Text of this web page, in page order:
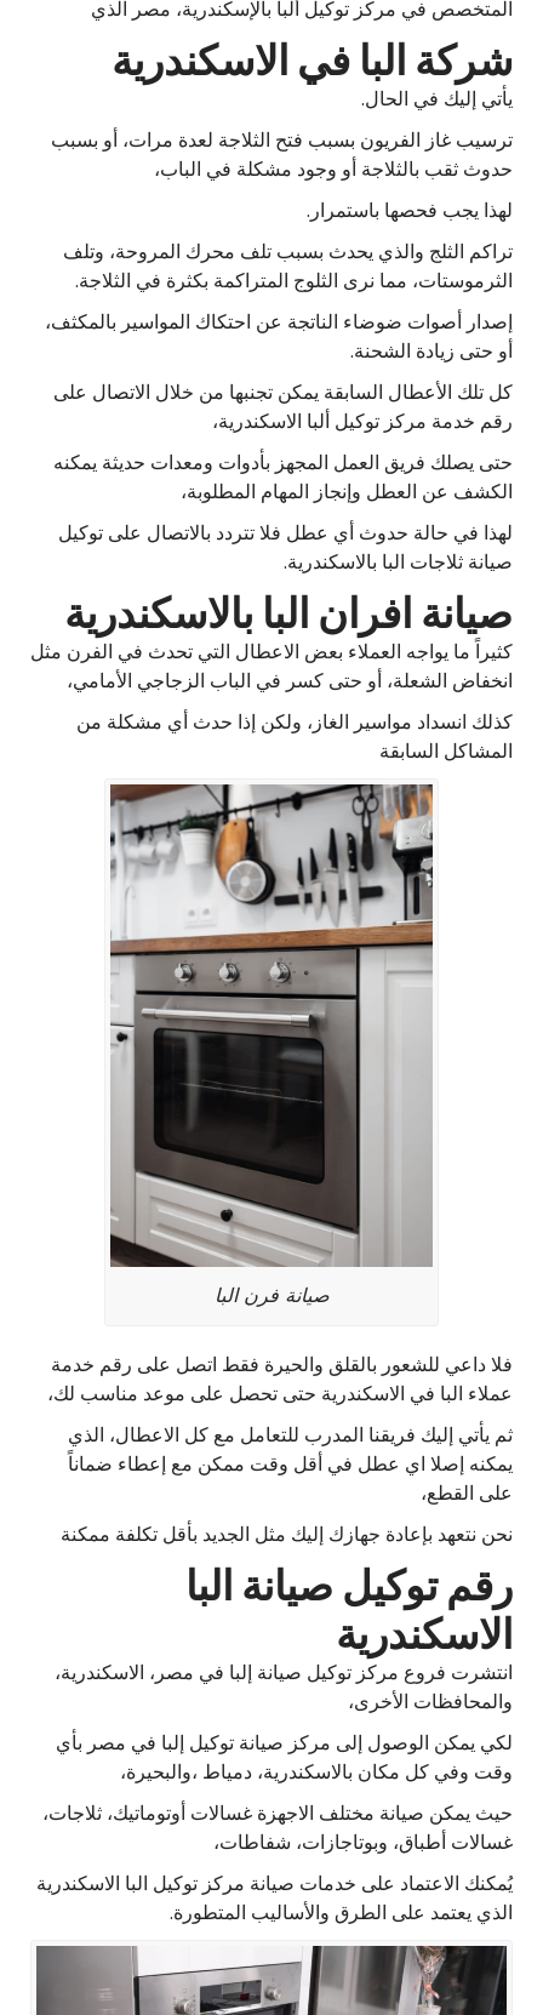
المتخصص في مركز توكيل ألبا بالإسكندرية، مصر الذي
شركة البا في الاسكندرية
يأتي إليك في الحال.
ترسيب غاز الفريون بسبب فتح الثلاجة لعدة مرات، أو بسبب
حدوث ثقب بالثلاجة أو وجود مشكلة في الباب،
لهذا يجب فحصها باستمرار.
تراكم الثلج والذي يحدث بسبب تلف محرك المروحة، وتلف
الثرموستات، مما نرى الثلوج المتراكمة بكثرة في الثلاجة.
إصدار أصوات ضوضاء الناتجة عن احتكاك المواسير بالمكثف،
أو حتى زيادة الشحنة.
كل تلك الأعطال السابقة يمكن تجنبها من خلال الاتصال على
رقم خدمة مركز توكيل ألبا الاسكندرية،
حتى يصلك فريق العمل المجهز بأدوات ومعدات حديثة يمكنه
الكشف عن العطل وإنجاز المهام المطلوبة،
لهذا في حالة حدوث أي عطل فلا تتردد بالاتصال على توكيل
صيانة ثلاجات البا بالاسكندرية.
صيانة افران البا بالاسكندرية
كثيراً ما يواجه العملاء بعض الاعطال التي تحدث في الفرن مثل
انخفاض الشعلة، أو حتى كسر في الباب الزجاجي الأمامي،
كذلك انسداد مواسير الغاز، ولكن إذا حدث أي مشكلة من
المشاكل السابقة
صيانة فرن البا
فلا داعي للشعور بالقلق والحيرة فقط اتصل على رقم خدمة
عملاء البا في الاسكندرية حتى تحصل على موعد مناسب لك،
ثم يأتي إليك فريقنا المدرب للتعامل مع كل الاعطال، الذي
يمكنه إصلا اي عطل في أقل وقت ممكن مع إعطاء ضماناً
على القطع،
نحن نتعهد بإعادة جهازك إليك مثل الجديد بأقل تكلفة ممكنة
رقم توكيل صيانة البا
الاسكندرية
انتشرت فروع مركز توكيل صيانة إلبا في مصر، الاسكندرية،
والمحافظات الأخرى،
لكي يمكن الوصول إلى مركز صيانة توكيل إلبا في مصر بأي
وقت وفي كل مكان بالاسكندرية، دمياط ،والبحيرة،
حيث يمكن صيانة مختلف الاجهزة غسالات أوتوماتيك، ثلاجات،
غسالات أطباق، وبوتاجازات، شفاطات،
يُمكنك الاعتماد على خدمات صيانة مركز توكيل البا الاسكندرية
الذي يعتمد على الطرق والأساليب المتطورة.